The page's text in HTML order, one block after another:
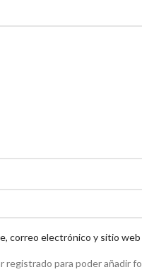
correo electrónico y sitio
para poder añadir